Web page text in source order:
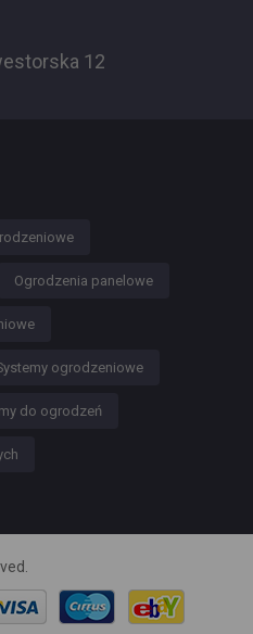
12
Ogrodzenia panelowe
ogrodzeniowe
do ogrodzeń